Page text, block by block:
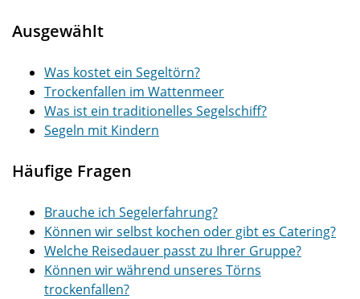
Ausgewählt
Was kostet ein Segeltörn?
Trockenfallen im Wattenmeer
Was ist ein traditionelles Segelschiff?
Segeln mit Kindern
Häufige Fragen
Brauche ich Segelerfahrung?
Können wir selbst kochen oder gibt es Catering?
Welche Reisedauer passt zu Ihrer Gruppe?
Können wir während unseres Törns
trockenfallen?